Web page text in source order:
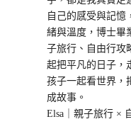
自己的感受與記憶
緒與溫度，博士畢
子旅行、自由行攻
起把平凡的日子，
孩子一起看世界，
成故事。
Elsa｜親子旅行 ×